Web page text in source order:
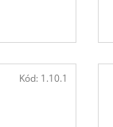
Kód: 1.10.1